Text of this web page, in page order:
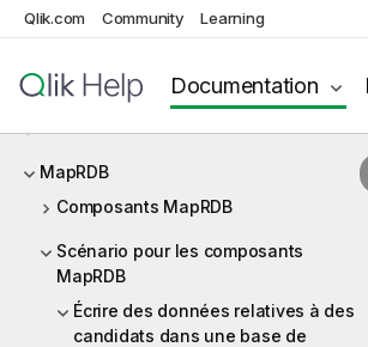
Qlik.com Community Learning
Documentation
(Intégration)
learning)
MapRDB
Composants MapRDB
Scénario pour les composants
MapRDB
Écrire des données relatives à des
candidats dans une base de